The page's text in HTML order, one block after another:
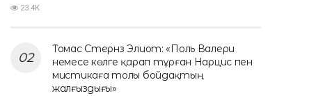
23.4K
Томас Стернз Элиот: «Поль Валери
немесе көлге қарап тұрған Нарцис пен
мистикаға толы бойдақтың
жалғыздығы»